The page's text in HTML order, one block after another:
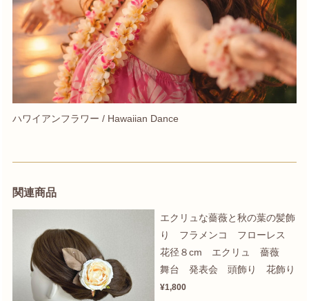
ハワイアンフラワー / Hawaiian Dance
関連商品
エクリュな薔薇と秋の葉の髪飾
り フラメンコ フローレス
花径８cm エクリュ 薔薇
舞台 発表会 頭飾り 花飾り
¥1,800